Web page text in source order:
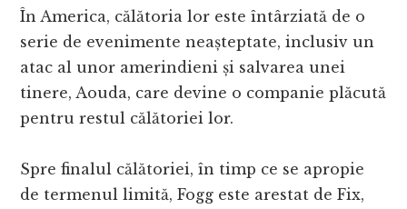
În America, călătoria lor este întârziată de o
serie de evenimente neașteptate, inclusiv un
atac al unor amerindieni și salvarea unei
tinere, Aouda, care devine o companie plăcută
pentru restul călătoriei lor.
Spre finalul călătoriei, în timp ce se apropie
de termenul limită, Fogg este arestat de Fix,